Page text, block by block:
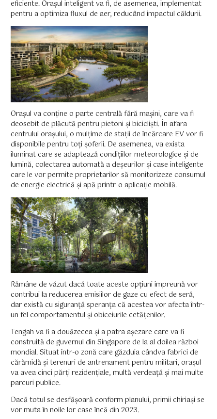
eficiente. Orașul inteligent va fi, de asemenea, implementat
pentru a optimiza fluxul de aer, reducând impactul căldurii.
Orașul va conține o parte centrală fără mașini, care va fi
deosebit de plăcută pentru pietoni și bicicliști. În afara
centrului orașului, o mulțime de stații de încărcare EV vor fi
disponibile pentru toți șoferii. De asemenea, va exista
iluminat care se adaptează condițiilor meteorologice și de
lumină, colectarea automată a deșeurilor și case inteligente
care le vor permite proprietarilor să monitorizeze consumul
de energie electrică și apă printr-o aplicație mobilă.
Rămâne de văzut dacă toate aceste opțiuni împreună vor
contribui la reducerea emisiilor de gaze cu efect de seră,
dar există cu siguranță speranța că acestea vor afecta într-
un fel comportamentul și obiceiurile cetățenilor.
Tengah va fi a douăzecea și a patra așezare care va fi
construită de guvernul din Singapore de la al doilea război
mondial. Situat într-o zonă care găzduia cândva fabrici de
cărămidă și terenuri de antrenament pentru militari, orașul
va avea cinci părți rezidențiale, multă verdeață și mai multe
parcuri publice.
Dacă totul se desfășoară conform planului, primii chiriași se
vor muta în noile lor case încă din 2023.